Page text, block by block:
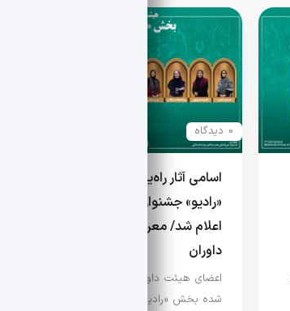
0 دیدگاه
اسامی آثار راه‌یافته به بخش
«رادیو» جشنواره میراث‌فرهنگی
اعلام شد/ معرفی هیئت
داوران
اعضای هیئت داوران و آثار پذیرفته
شده بخش «رادیو» در چهارمین